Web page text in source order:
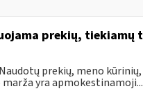
prekių, tiekiamų
prekių, meno
yra apmokestinamoji...